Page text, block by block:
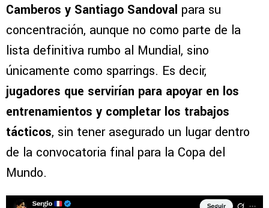
Camberos y Santiago Sandoval para su
concentración, aunque no como parte de la
lista definitiva rumbo al Mundial, sino
únicamente como sparrings. Es decir,
jugadores que servirían para apoyar en los
entrenamientos y completar los trabajos
tácticos, sin tener asegurado un lugar dentro
de la convocatoria final para la Copa del
Mundo.